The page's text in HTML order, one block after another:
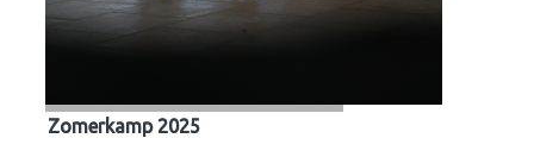
Zomerkamp 2025